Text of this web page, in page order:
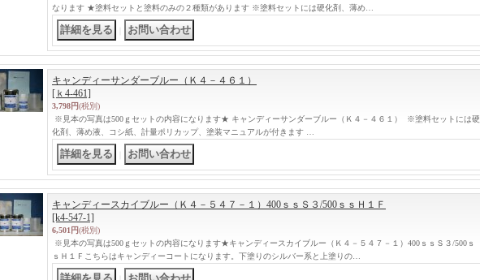
なります ★塗料セットと塗料のみの２種類があります ※塗料セットには硬化剤、薄め…
キャンディーサンダーブルー（Ｋ４－４６１）
[ｋ4-461]
3,798円(税別)
※見本の写真は500ｇセットの内容になります★ キャンディーサンダーブルー（Ｋ４－４６１） ※塗料セットには硬
化剤、薄め液、コシ紙、計量ポリカップ、塗装マニュアルが付きます …
キャンディースカイブルー（Ｋ４－５４７－１）400ｓｓＳ３/500ｓｓＨ１Ｆ
[k4-547-1]
6,501円(税別)
※見本の写真は500ｇセットの内容になります★キャンディースカイブルー（Ｋ４－５４７－１）400ｓｓＳ３/500ｓ
ｓＨ１Ｆこちらはキャンディーコートになります。下塗りのシルバー系と上塗りの…